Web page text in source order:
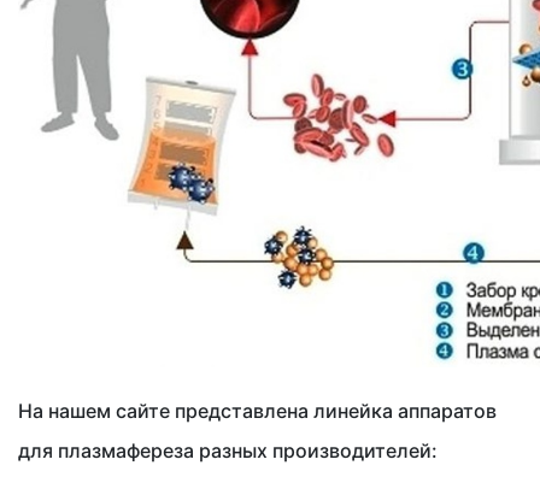
На нашем сайте представлена линейка аппаратов
для плазмафереза разных производителей: